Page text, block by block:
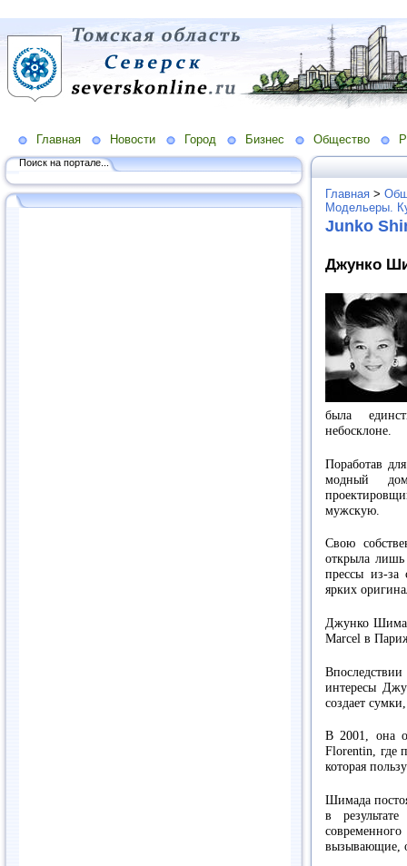
Главная Новости Город Бизнес Общество
Поиск на портале...
Главная >
Модельеры.
Junko
Джунко
была
небосклоне.
Поработав
модный
мужскую.
Свою
открыла
прессы из-за
ярких
Джунко
Marcel в
интересы
создает
В 2001, она
Florentin, где
которая
Шимада
в
вызывающие,